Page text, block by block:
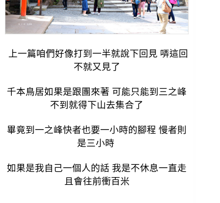
上一篇咱們好像打到一半就說下回見 哢這回
不就又見了
千本鳥居如果是跟團來著 可能只能到三之峰
不到就得下山去集合了
畢竟到一之峰快者也要一小時的腳程 慢者則
是三小時
如果是我自己一個人的話 我是不休息一直走
且會往前衝百米